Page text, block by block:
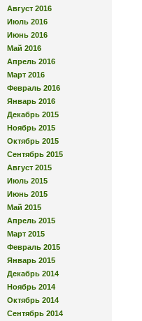
Август 2016
Июль 2016
Июнь 2016
Май 2016
Апрель 2016
Март 2016
Февраль 2016
Январь 2016
Декабрь 2015
Ноябрь 2015
Октябрь 2015
Сентябрь 2015
Август 2015
Июль 2015
Июнь 2015
Май 2015
Апрель 2015
Март 2015
Февраль 2015
Январь 2015
Декабрь 2014
Ноябрь 2014
Октябрь 2014
Сентябрь 2014